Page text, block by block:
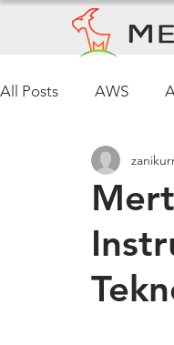
All Posts AWS
Pemantauan Cuaca